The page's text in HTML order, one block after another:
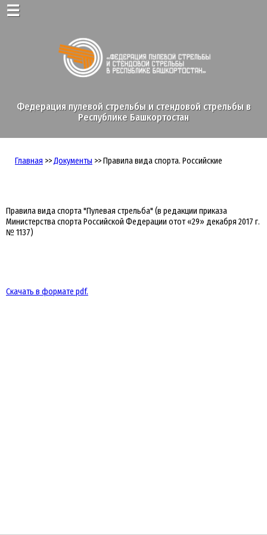
☰
Федерация пулевой стрельбы и стендовой стрельбы в
Республике Башкортостан
Главная >>Документы >> Правила вида спорта. Российские
Правила вида спорта "Пулевая стрельба" (в редакции приказа
Министерства спорта Российской Федерации отот «29» декабря 2017 г.
№ 1137)
Скачать в формате pdf.